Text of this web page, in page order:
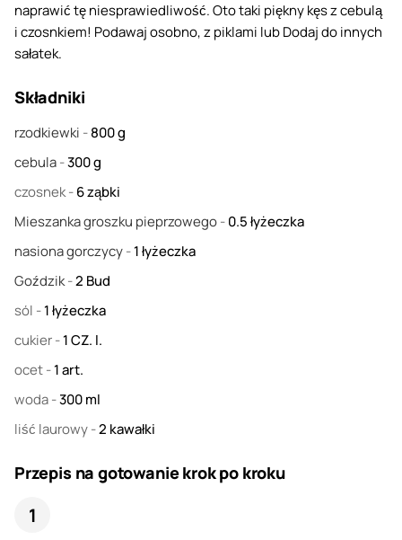
naprawić tę niesprawiedliwość. Oto taki piękny kęs z cebulą
i czosnkiem! Podawaj osobno, z piklami lub Dodaj do innych
sałatek.
Składniki
rzodkiewki -800g
cebula-300g
czosnek-6ząbki
Mieszanka groszku pieprzowego-0.5łyżeczka
nasiona gorczycy-1łyżeczka
Goździk-2 Bud
sól -1łyżeczka
cukier-1CZ. l.
ocet-1art.
woda-300ml
liść laurowy-2 kawałki
Przepis na gotowanie krok po kroku